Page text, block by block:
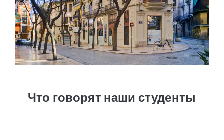
Что говорят наши студенты